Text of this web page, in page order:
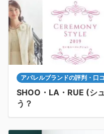
アパレルブランドの評判・口
SHOO・LA・RUE (シ
う？